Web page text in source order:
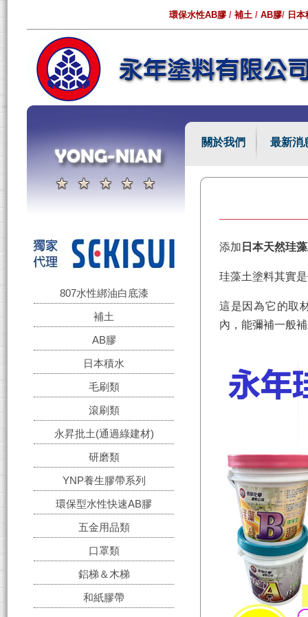
環保水性AB膠/ 補土/ AB膠/ 日
關於我們 最新消
807水性綁油白底漆
補土
AB膠
日本積水
毛刷類
滾刷類
永昇批土(通過綠建材)
研磨類
YNP養生膠帶系列
環保型水性快速AB膠
五金用品類
口罩類
鋁梯＆木梯
和紙膠帶
添加 日本天然珪
珪藻土塗料其實
這是因為它的取
內，能彌補一般